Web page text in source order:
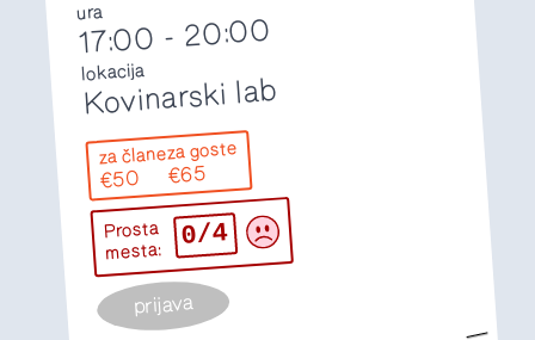
ura
17:00 - 20:00
lokacija
Kovinarski lab
za člane
€50
za goste
€65
Prosta
mesta: 0/4
prijava